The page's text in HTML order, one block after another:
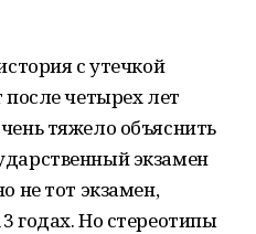
с утечкой
после четырех лет
тяжело объяснить
экзамен
не тот экзамен,
годах. Но стереотипы